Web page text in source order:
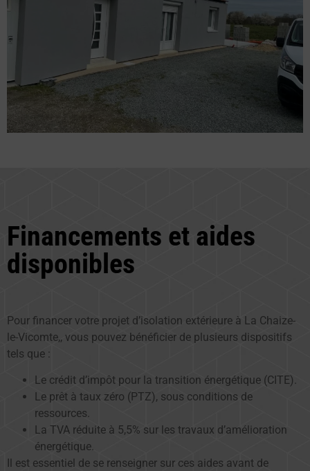
Financements et aides
disponibles
Pour financer votre projet d’isolation extérieure à La Chaize-
le-Vicomte,, vous pouvez bénéficier de plusieurs dispositifs
tels que :
Le crédit d’impôt pour la transition énergétique (CITE).
Le prêt à taux zéro (PTZ), sous conditions de
ressources.
La TVA réduite à 5,5% sur les travaux d’amélioration
énergétique.
Il est essentiel de se renseigner sur ces aides avant de